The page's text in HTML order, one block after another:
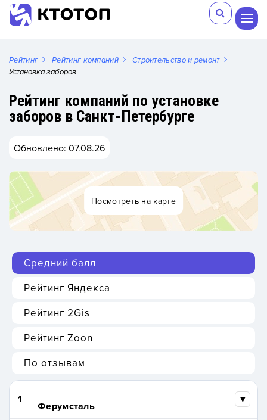
Рейтинг Рейтинг компаний
Строительство и ремонт
Установка заборов
Рейтинг компаний по установке
заборов в Санкт-Петербурге
Обновлено: 07.08.26
Посмотреть на карте
Средний балл
Рейтинг Яндекса
Рейтинг 2Gis
Рейтинг Zoon
По отзывам
1
Ферумсталь